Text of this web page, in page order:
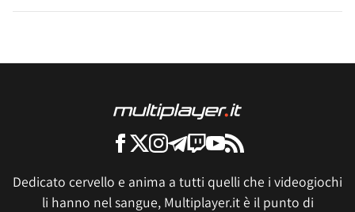
Dedicato cervello e anima a tutti quelli che i videogiochi
li hanno nel sangue, Multiplayer.it è il punto di